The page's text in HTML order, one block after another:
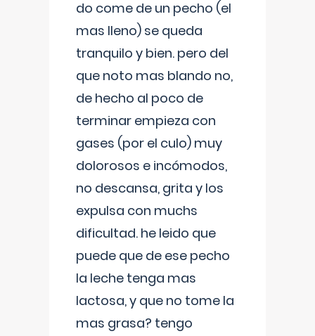
do come de un pecho (el
mas lleno) se queda
tranquilo y bien. pero del
que noto mas blando no,
de hecho al poco de
terminar empieza con
gases (por el culo) muy
dolorosos e incómodos,
no descansa, grita y los
expulsa con muchs
dificultad. he leido que
puede que de ese pecho
la leche tenga mas
lactosa, y que no tome la
mas grasa? tengo